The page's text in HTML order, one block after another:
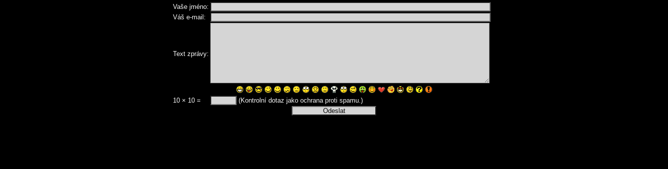
Vaše jméno:
Váš e-mail:
Text zprávy:
10 × 10 = (Kontrolní dotaz jako ochrana proti spamu.)